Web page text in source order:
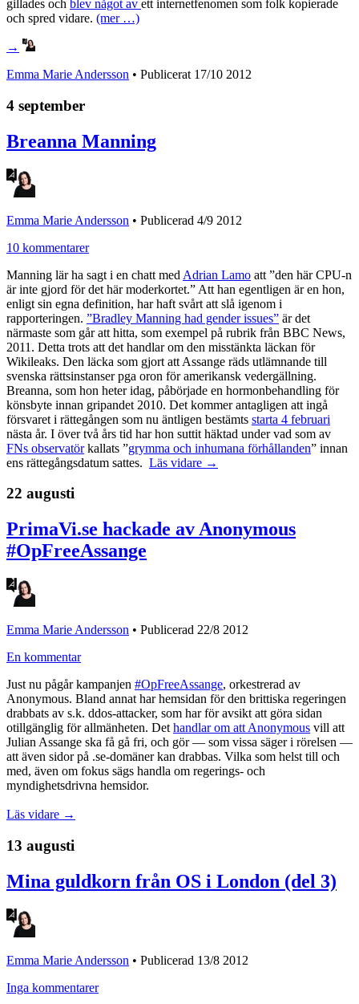
gillades och blev något av ett internetfenomen som folk kopierade
och spred vidare. (mer …)
→
Emma Marie Andersson • Publicerat 17/10 2012
4 september
Breanna Manning
Emma Marie Andersson • Publicerad 4/9 2012
10 kommentarer
Manning lär ha sagt i en chatt med Adrian Lamo att ”den här CPU-n
är inte gjord för det här moderkortet.” Att han egentligen är en hon,
enligt sin egna definition, har haft svårt att slå igenom i
rapporteringen. ”Bradley Manning had gender issues” är det
närmaste som går att hitta, som exempel på rubrik från BBC News,
2011. Detta trots att det handlar om den misstänkta läckan för
Wikileaks. Den läcka som gjort att Assange räds utlämnande till
svenska rättsinstanser pga oron för amerikansk vedergällning.
Breanna, som hon heter idag, påbörjade en hormonbehandling för
könsbyte innan gripandet 2010. Det kommer antagligen att ingå
försvaret i rättegången som nu äntligen bestämts starta 4 februari
nästa år. I över två års tid har hon suttit häktad under vad som av
FNs observatörkallats ”grymma och inhumana förhållanden” innan
ens rättegångsdatum sattes. Läs vidare →
22 augusti
PrimaVi.se hackade av Anonymous
#OpFreeAssange
Emma Marie Andersson • Publicerad 22/8 2012
En kommentar
Just nu pågår kampanjen #OpFreeAssange, orkestrerad av
Anonymous. Bland annat har hemsidan för den brittiska regeringen
drabbats av s.k. ddos-attacker, som har för avsikt att göra sidan
otillgänglig för allmänheten. Det handlar om att Anonymous vill att
Julian Assange ska få gå fri, och gör — som vissa säger i rörelsen —
att även sidor på .se-domäner kan drabbas. Vilka som helst till och
med, även om fokus sägs handla om regerings- och
myndighetsdrivna hemsidor.
Läs vidare →
13 augusti
Mina guldkorn från OS i London (del 3)
Emma Marie Andersson • Publicerad 13/8 2012
Inga kommentarer